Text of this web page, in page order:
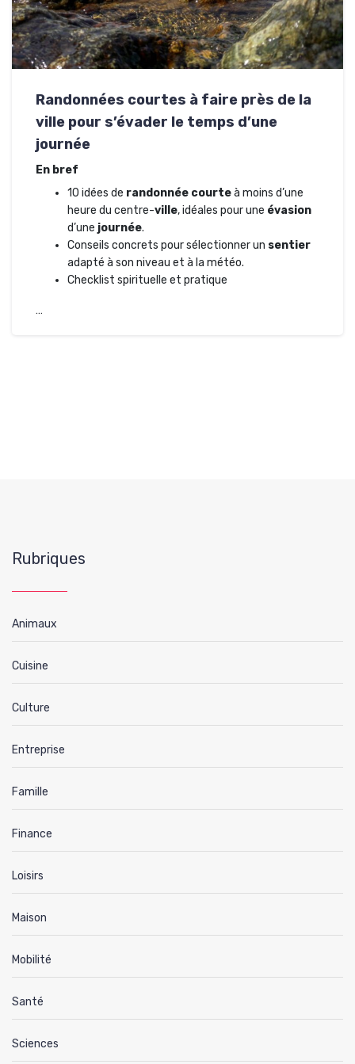
Randonnées courtes à faire près de la
ville pour s’évader le temps d’une
journée
En bref
10 idées de randonnée courteà moins d’une
heure du centre-ville, idéales pour une évasion
d’une journée.
Conseils concrets pour sélectionner un sentier
adapté à son niveau et à la météo.
Checklist spirituelle et pratique
…
Rubriques
Animaux
Cuisine
Culture
Entreprise
Famille
Finance
Loisirs
Maison
Mobilité
Santé
Sciences